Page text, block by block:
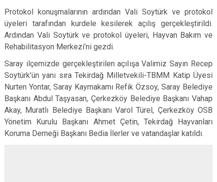
Protokol konuşmalarının ardından Vali Soytürk ve protokol
üyeleri tarafından kurdele kesilerek açılış gerçekleştirildi.
Ardından Vali Soytürk ve protokol üyeleri, Hayvan Bakım ve
Rehabilitasyon Merkezi’ni gezdi.
Saray ilçemizde gerçekleştirilen açılışa Valimiz Sayın Recep
Soytürk’ün yanı sıra Tekirdağ Milletvekili-TBMM Katip Üyesi
Nurten Yontar, Saray Kaymakamı Refik Özsoy, Saray Belediye
Başkanı Abdul Taşyasan, Çerkezköy Belediye Başkanı Vahap
Akay, Muratlı Belediye Başkanı Varol Türel, Çerkezköy OSB
Yönetim Kurulu Başkanı Ahmet Çetin, Tekirdağ Hayvanları
Koruma Derneği Başkanı Bedia İlerler ve vatandaşlar katıldı.